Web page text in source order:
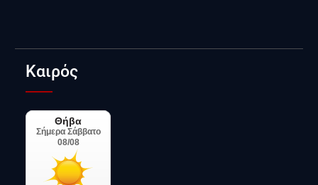
Καιρός